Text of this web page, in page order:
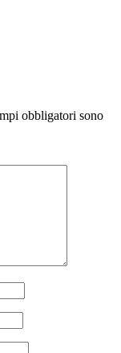
obbligatori sono